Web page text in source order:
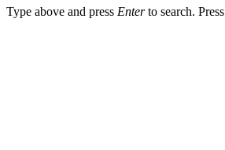
Type above and press Enterto search. Press